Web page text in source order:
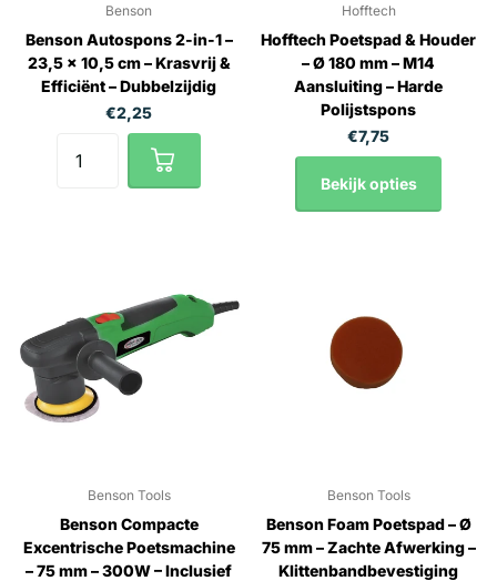
Benson
Benson Autospons 2-in-1 –
23,5 x 10,5 cm – Krasvrij &
Efficiënt – Dubbelzijdig
€2,25
Hofftech
Hofftech Poetspad & Houder
– Ø 180 mm – M14
Aansluiting – Harde
Polijstspons
€7,75
Bekijk opties
Benson Tools
Benson Compacte
Excentrische Poetsmachine
– 75 mm – 300W – Inclusief
Benson Tools
Benson Foam Poetspad – Ø
75 mm – Zachte Afwerking –
Klittenbandbevestiging